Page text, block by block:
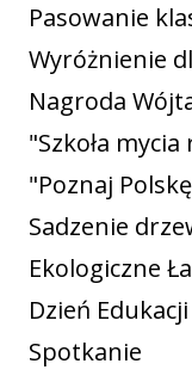
Pasowanie
Wyróżnienie
Nagroda
"Szkoła mycia
"Poznaj
Sadzenie
Ekologiczne
Dzień
Spotkanie